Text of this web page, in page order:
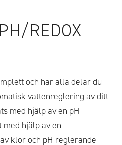
REDOX
och har alla delar du
vattenreglering av ditt
med hjälp av en pH-
hjälp av en
klor och pH-reglerande